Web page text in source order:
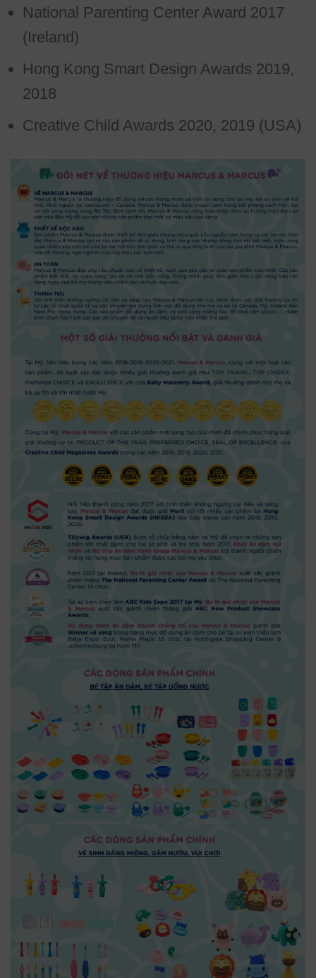
National Parenting Center Award 2017
(Ireland)
Hong Kong Smart Design Awards 2019,
2018
Creative Child Awards 2020, 2019 (USA)